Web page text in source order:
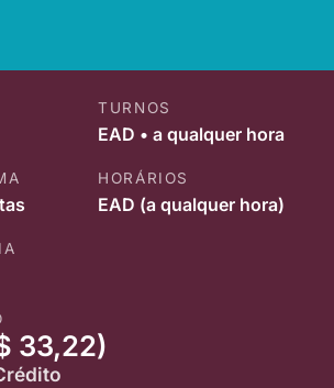
TURNOS
EAD • a qualquer hora
HORÁRIOS
EAD (a qualquer hora)
33,22)